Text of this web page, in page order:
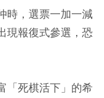
時，選票一加一減
現報復式參選，恐
「死棋活下」的希